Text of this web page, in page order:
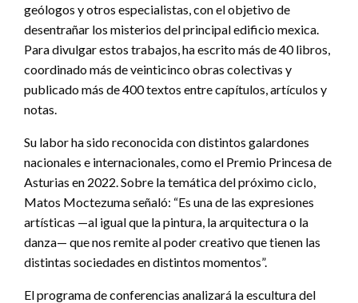
geólogos y otros especialistas, con el objetivo de
desentrañar los misterios del principal edificio mexica.
Para divulgar estos trabajos, ha escrito más de 40 libros,
coordinado más de veinticinco obras colectivas y
publicado más de 400 textos entre capítulos, artículos y
notas.
Su labor ha sido reconocida con distintos galardones
nacionales e internacionales, como el Premio Princesa de
Asturias en 2022. Sobre la temática del próximo ciclo,
Matos Moctezuma señaló: “Es una de las expresiones
artísticas —al igual que la pintura, la arquitectura o la
danza— que nos remite al poder creativo que tienen las
distintas sociedades en distintos momentos”.
El programa de conferencias analizará la escultura del